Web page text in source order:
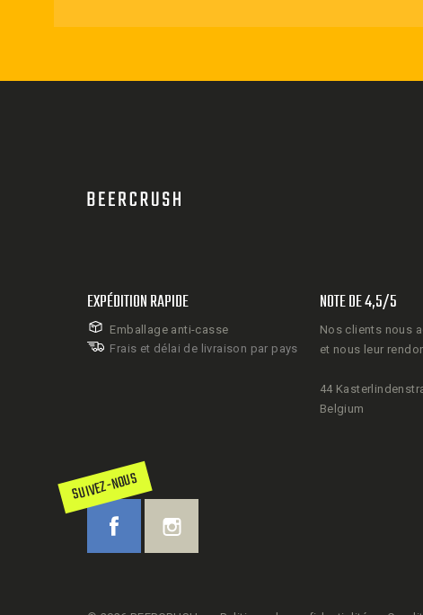
EXPÉDITION RAPIDE
Emballage anti-casse
Frais et délai de livraison par pays
NOTE DE 4,5/5
Nos clients nous
et nous leur
44
Belgium
SUIVEZ-NOUS